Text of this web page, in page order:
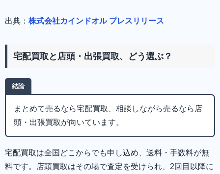
出典： 株式会社カインドオル プレスリリース
宅配買取と店頭・出張買取、どう選ぶ？
結論
まとめて売るなら宅配買取、相談しながら売るなら店
頭・出張買取が向いています。
宅配買取は全国どこからでも申し込め、送料・手数料が無
料です。店頭買取はその場で査定を受けられ、2回目以降に